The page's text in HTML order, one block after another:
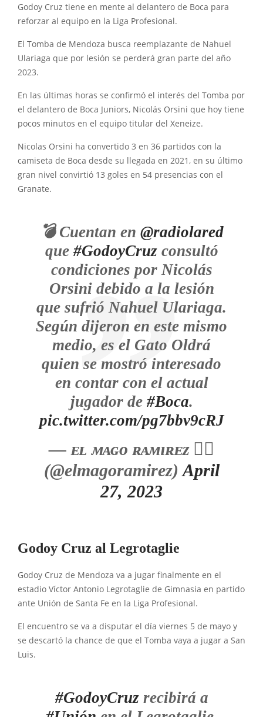
Godoy Cruz tiene en mente al delantero de Boca para
reforzar al equipo en la Liga Profesional.
El Tomba de Mendoza busca reemplazante de Nahuel
Ulariaga que por lesión se perderá gran parte del año
2023.
En las últimas horas se confirmó el interés del Tomba por
el delantero de Boca Juniors, Nicolás Orsini que hoy tiene
pocos minutos en el equipo titular del Xeneize.
Nicolas Orsini ha convertido 3 en 36 partidos con la
camiseta de Boca desde su llegada en 2021, en su último
gran nivel convirtió 13 goles en 54 presencias con el
Granate.
💣 Cuentan en @radiolared
que #GodoyCruzconsultó
condiciones por Nicolás
Orsini debido a la lesión
que sufrió Nahuel Ulariaga.
Según dijeron en este mismo
medio, es el Gato Oldrá
quien se mostró interesado
en contar con el actual
jugador de #Boca.
pic.twitter.com/pg7bbv9cRJ
— ᴇʟ ᴍᴀɢᴏ ʀᴀᴍɪʀᴇᴢ 🧙‍♂️
(@elmagoramirez)April
27, 2023
Godoy Cruz al Legrotaglie
Godoy Cruz de Mendoza va a jugar finalmente en el
estadio Víctor Antonio Legrotaglie de Gimnasia en partido
ante Unión de Santa Fe en la Liga Profesional.
El encuentro se va a disputar el día viernes 5 de mayo y
se descartó la chance de que el Tomba vaya a jugar a San
Luis.
#GodoyCruzrecibirá a